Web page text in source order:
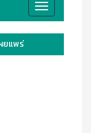
Toggle
navigation
ยแพร่